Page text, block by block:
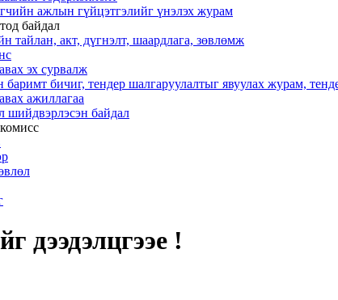
ажлын гүйцэтгэлийг үнэлэх журам
байдал
тайлан, акт, дүгнэлт, шаардлага, зөвлөмж
эх сурвалж
баримт бичиг, тендер шалгаруулалтыг явуулах журам,
ажиллагаа
шийдвэрлэсэн байдал
дээдэлцгээе !